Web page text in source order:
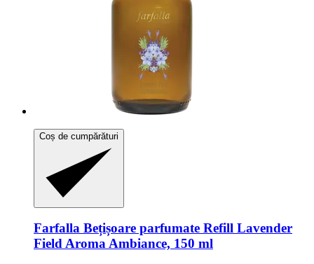
Coș de cumpărături
Farfalla Bețișoare parfumate Refill Lavender
Field Aroma Ambiance, 150 ml